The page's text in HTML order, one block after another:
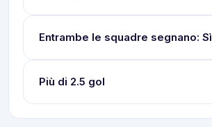
Entrambe le squadre segnano: Sì
Più di 2.5 gol